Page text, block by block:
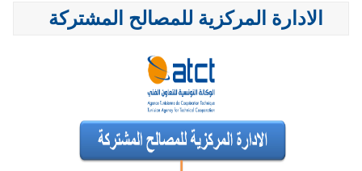
الادارة المركزية للمصالح المشتركة